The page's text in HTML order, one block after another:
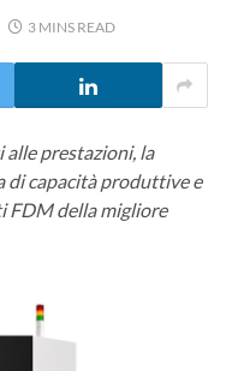
3 MINS READ
prestazioni, la
di capacità produttive e
FDM della migliore